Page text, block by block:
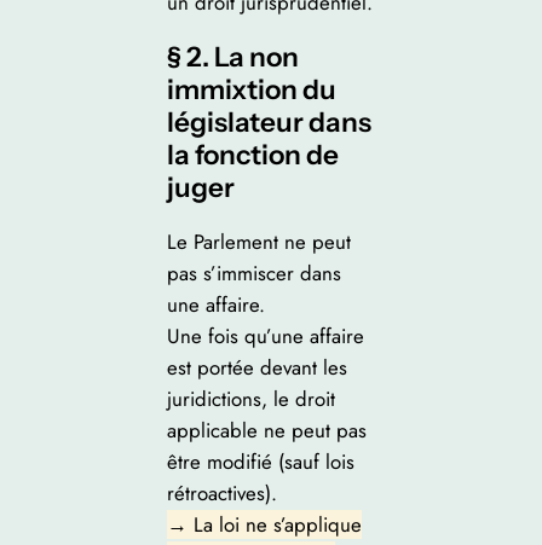
§ 2. La non
immixtion du
législateur dans
la fonction de
juger
Le Parlement ne peut
pas s’immiscer dans
une affaire.
Une fois qu’une affaire
est portée devant les
juridictions, le droit
applicable ne peut pas
être modifié (sauf lois
rétroactives).
→ La loi ne s’applique